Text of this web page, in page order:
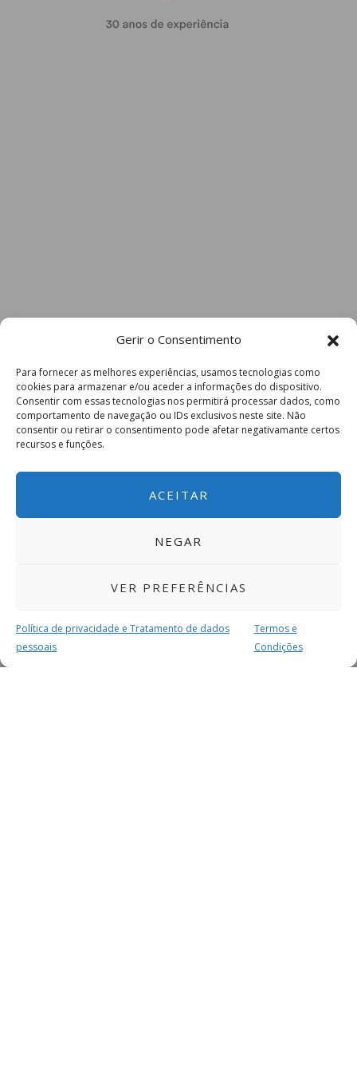
Gerir o Consentimento
Para fornecer as melhores experiências, usamos tecnologias como
cookies para armazenar e/ou aceder a informações do dispositivo.
Consentir com essas tecnologias nos permitirá processar dados, como
comportamento de navegação ou IDs exclusivos neste site. Não
consentir ou retirar o consentimento pode afetar negativamante certos
recursos e funções.
ACEITAR
NEGAR
VER PREFERÊNCIAS
Política de privacidade e Tratamento de dados
pessoais
Termos e
Condições